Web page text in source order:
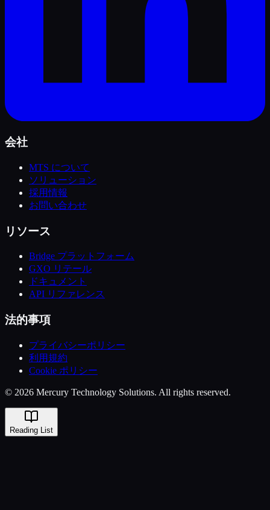
会社
MTS について
ソリューション
採用情報
お問い合わせ
リソース
Bridge プラットフォーム
GXO リテール
ドキュメント
API リファレンス
法的事項
プライバシーポリシー
利用規約
Cookie ポリシー
© 2026 Mercury Technology Solutions. All rights reserved.
Reading List